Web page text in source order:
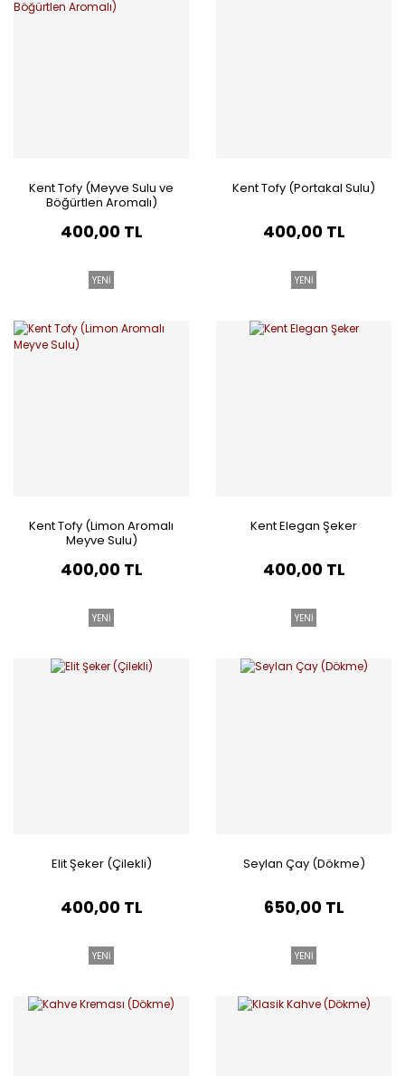
Kent Tofy (Meyve Sulu ve
Böğürtlen Aromalı)
400,00 TL
YENİ
Kent Tofy (Portakal Sulu)
400,00 TL
YENİ
Kent Tofy (Limon Aromalı
Meyve Sulu)
400,00 TL
YENİ
Kent Elegan Şeker
400,00 TL
YENİ
Elit Şeker (Çilekli)
400,00 TL
YENİ
Seylan Çay (Dökme)
650,00 TL
YENİ